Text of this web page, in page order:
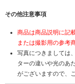
その他注意事項
商品は商品説明に記
または撮影用の参考
写真につきましては
ターの違いや光のあ
がございますので、